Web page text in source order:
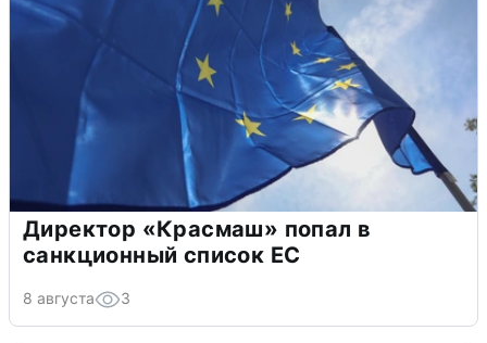
Директор «Красмаш» попал в
санкционный список ЕС
8 августа 3